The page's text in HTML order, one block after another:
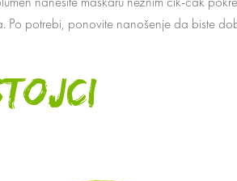
Po potrebi, ponovite nanošenje da biste